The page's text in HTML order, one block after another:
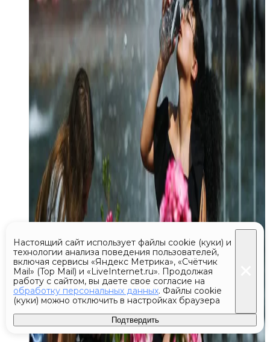
Настоящий сайт использует файлы cookie (куки) и
технологии анализа поведения пользователей,
включая сервисы «Яндекс Метрика», «Счётчик
Mail» (Top Mail) и «LiveInternet.ru». Продолжая
работу с сайтом, вы даете свое согласие на
обработку персональных данных. Файлы cookie
(куки) можно отключить в настройках браузера
Подтвердить